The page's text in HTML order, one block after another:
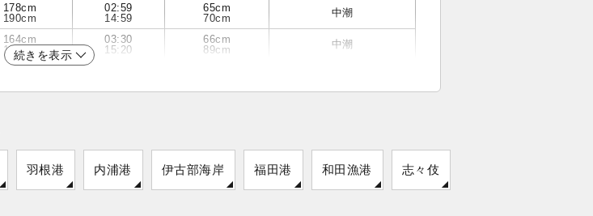
178cm
190cm
02:59
14:59
65cm
70cm
中潮
164cm
183cm
03:30
15:20
66cm
89cm
中潮
続きを表示
羽根港 内浦港 伊古部海岸 福田港 和田漁港 志々伎